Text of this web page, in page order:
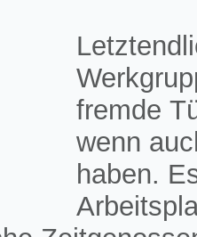
fremde
wenn
haben.